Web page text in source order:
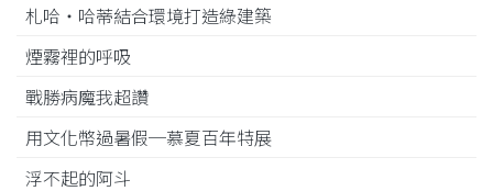
札哈‧哈蒂結合環境打造綠建築
煙霧裡的呼吸
戰勝病魔我超讚
用文化幣過暑假─慕夏百年特展
浮不起的阿斗